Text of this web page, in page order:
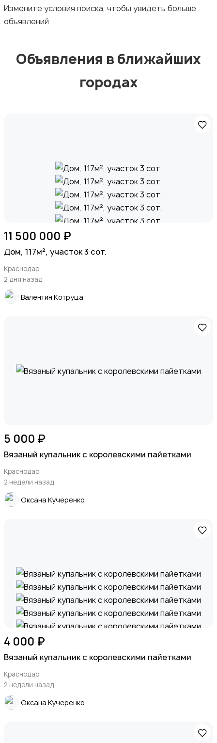
Скрипты и программное обеспечение
Измените условия поиска, чтобы увидеть больше
объявлений
Объявления в ближайших
городах
11 500 000 ₽
Дом, 117м², участок 3 сот.
Краснодар
2 дня назад
Валентин Котруца
5 000 ₽
Вязаный купальник с королевскими пайетками
Краснодар
2 недели назад
Оксана Кучеренко
4 000 ₽
Вязаный купальник с королевскими пайетками
Краснодар
2 недели назад
Оксана Кучеренко